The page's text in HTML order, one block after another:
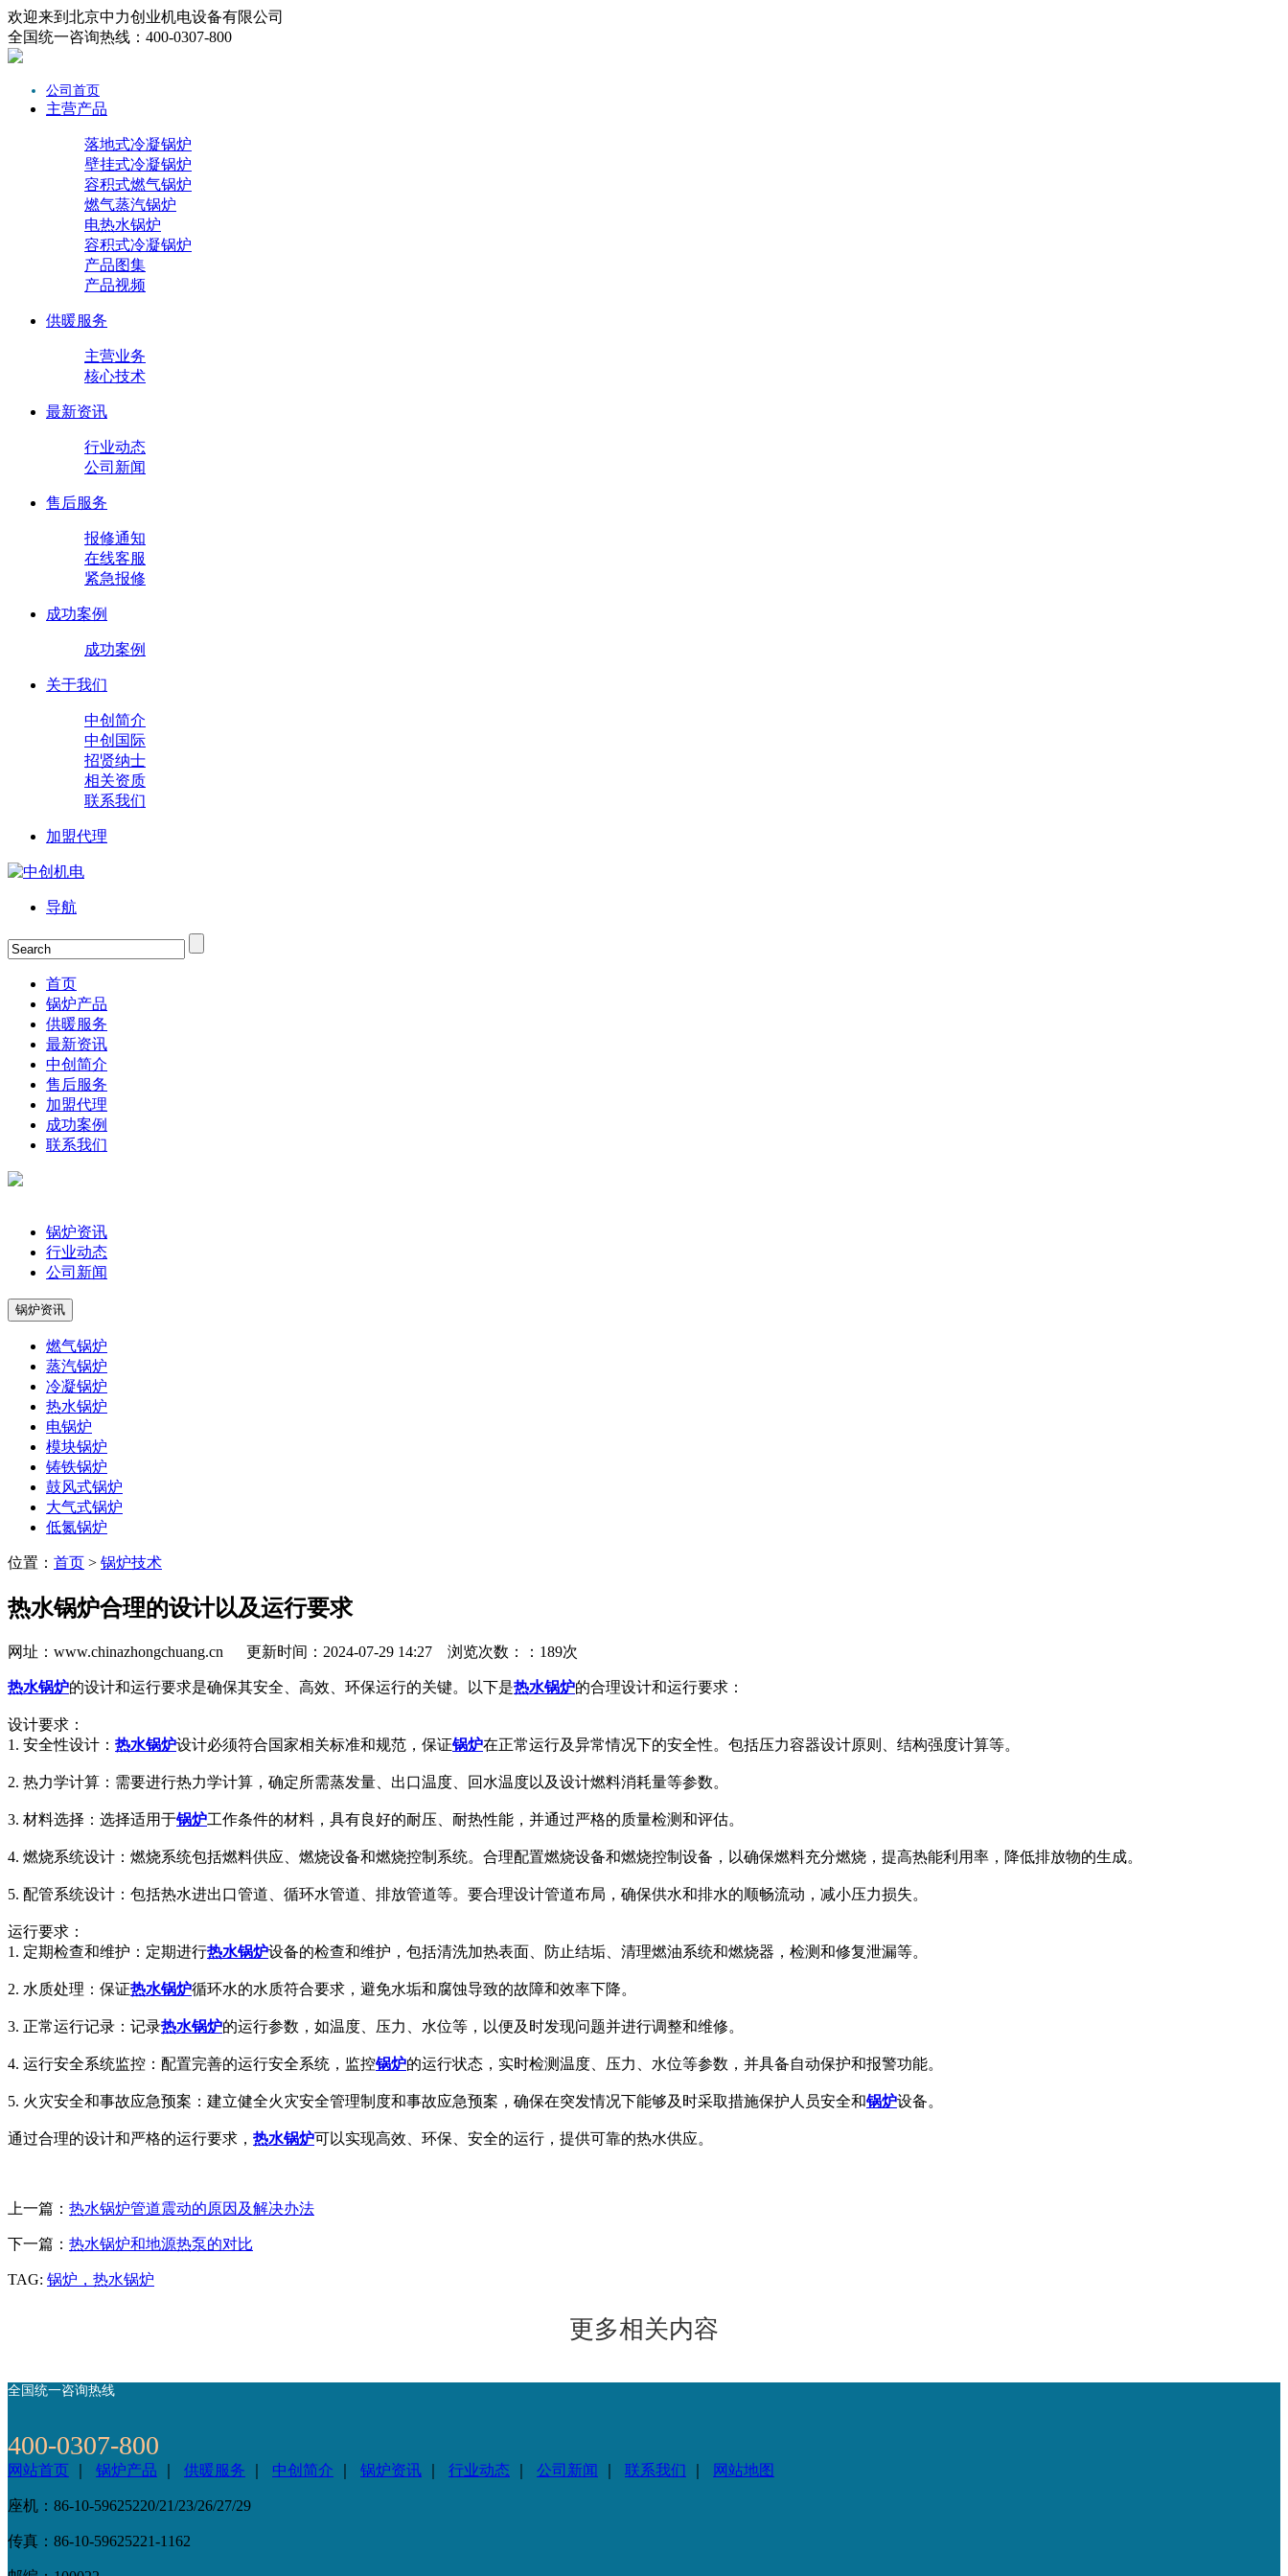
欢迎来到北京中力创业机电设备有限公司
全国统一咨询热线：400-0307-800
公司首页
主营产品
落地式冷凝锅炉
壁挂式冷凝锅炉
容积式燃气锅炉
燃气蒸汽锅炉
电热水锅炉
容积式冷凝锅炉
产品图集
产品视频
供暖服务
主营业务
核心技术
最新资讯
行业动态
公司新闻
售后服务
报修通知
在线客服
紧急报修
成功案例
成功案例
关于我们
中创简介
中创国际
招贤纳士
相关资质
联系我们
加盟代理
导航
首页
锅炉产品
供暖服务
最新资讯
中创简介
售后服务
加盟代理
成功案例
联系我们
锅炉资讯
行业动态
公司新闻
锅炉资讯
燃气锅炉
蒸汽锅炉
冷凝锅炉
热水锅炉
电锅炉
模块锅炉
铸铁锅炉
鼓风式锅炉
大气式锅炉
低氮锅炉
位置： 首页 > 锅炉技术
热水锅炉合理的设计以及运行要求
网址：www.chinazhongchuang.cn 更新时间：2024-07-29 14:27 浏览次数：：189次
热水锅炉的设计和运行要求是确保其安全、高效、环保运行的关键。以下是热水锅炉的合理设计和运行要求：
设计要求：
1. 安全性设计： 热水锅炉设计必须符合国家相关标准和规范，保证锅炉在正常运行及异常情况下的安全性。包括压力容器设计原则、结构强度计算等。
2. 热力学计算：需要进行热力学计算，确定所需蒸发量、出口温度、回水温度以及设计燃料消耗量等参数。
3. 材料选择：选择适用于锅炉工作条件的材料，具有良好的耐压、耐热性能，并通过严格的质量检测和评估。
4. 燃烧系统设计：燃烧系统包括燃料供应、燃烧设备和燃烧控制系统。合理配置燃烧设备和燃烧控制设备，以确保燃料充分燃烧，提高热能利用率，降低排放物的生成。
5. 配管系统设计：包括热水进出口管道、循环水管道、排放管道等。要合理设计管道布局，确保供水和排水的顺畅流动，减小压力损失。
运行要求：
1. 定期检查和维护：定期进行热水锅炉设备的检查和维护，包括清洗加热表面、防止结垢、清理燃油系统和燃烧器，检测和修复泄漏等。
2. 水质处理：保证热水锅炉循环水的水质符合要求，避免水垢和腐蚀导致的故障和效率下降。
3. 正常运行记录：记录热水锅炉的运行参数，如温度、压力、水位等，以便及时发现问题并进行调整和维修。
4. 运行安全系统监控：配置完善的运行安全系统，监控锅炉的运行状态，实时检测温度、压力、水位等参数，并具备自动保护和报警功能。
5. 火灾安全和事故应急预案：建立健全火灾安全管理制度和事故应急预案，确保在突发情况下能够及时采取措施保护人员安全和锅炉设备。
通过合理的设计和严格的运行要求， 热水锅炉可以实现高效、环保、安全的运行，提供可靠的热水供应。
上一篇： 热水锅炉管道震动的原因及解决办法
下一篇： 热水锅炉和地源热泵的对比
TAG: 锅炉，热水锅炉
更多相关内容
全国统一咨询热线
400-0307-800
网站首页 锅炉产品 供暖服务 中创简介 锅炉资讯 行业动态 公司新闻 联系我们 网站地图
座机：86-10-59625220/21/23/26/27/29
传真：86-10-59625221-1162